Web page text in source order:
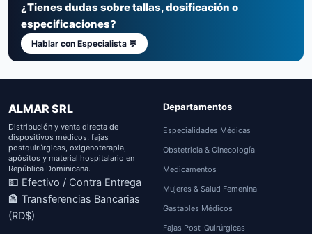
¿Tienes dudas sobre tallas, dosificación o
especificaciones?
Hablar con Especialista 💬
ALMAR SRL
Distribución y venta directa de
dispositivos médicos, fajas
postquirúrgicas, oxigenoterapia,
apósitos y material hospitalario en
República Dominicana.
💵 Efectivo / Contra Entrega
🏦 Transferencias Bancarias
(RD$)
Departamentos
Especialidades Médicas
Obstetricia & Ginecología
Medicamentos
Mujeres & Salud Femenina
Gastables Médicos
Fajas Post-Quirúrgicas